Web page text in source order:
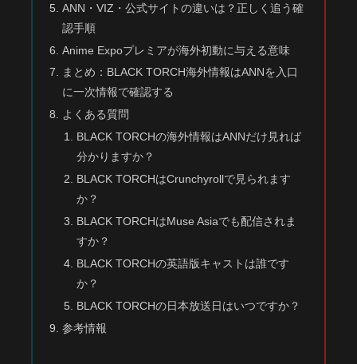
ANN・VIZ・公式サイトの違いは？正しく追う確
認手順
Anime Expoプレミアが海外初動に与える意味
まとめ：BLACK TORCH海外情報はANNを入口
に一次情報で確認する
よくある質問
BLACK TORCHの海外情報はANNだけ見れば
分かりますか？
BLACK TORCHはCrunchyrollで見られます
か？
BLACK TORCHはMuse Asiaでも配信されま
すか？
BLACK TORCHの英語版キャストは誰です
か？
BLACK TORCHの日本放送日はいつですか？
参考情報